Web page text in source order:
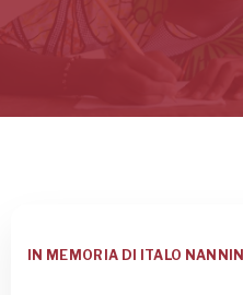
IN MEMORIA DI ITALO NANNINI